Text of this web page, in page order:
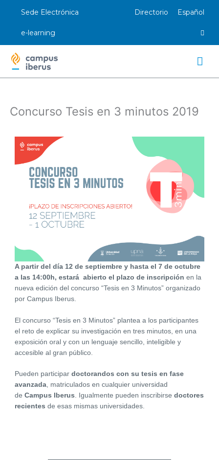
Sede Electrónica
e-learning
Directorio Español
Concurso Tesis en 3 minutos 2019
A partir del día 12 de septiembre y hasta el 7 de octubre
a las 14:00h, estará abierto el plazo de inscripción en la
nueva edición del concurso “Tesis en 3 Minutos” organizado
por Campus Iberus.
El concurso “Tesis en 3 Minutos” plantea a los participantes
el reto de explicar su investigación en tres minutos, en una
exposición oral y con un lenguaje sencillo, inteligible y
accesible al gran público.
Pueden participar doctorandos con su tesis en fase
avanzada, matriculados en cualquier universidad
de Campus Iberus. Igualmente pueden inscribirse doctores
recientes de esas mismas universidades.